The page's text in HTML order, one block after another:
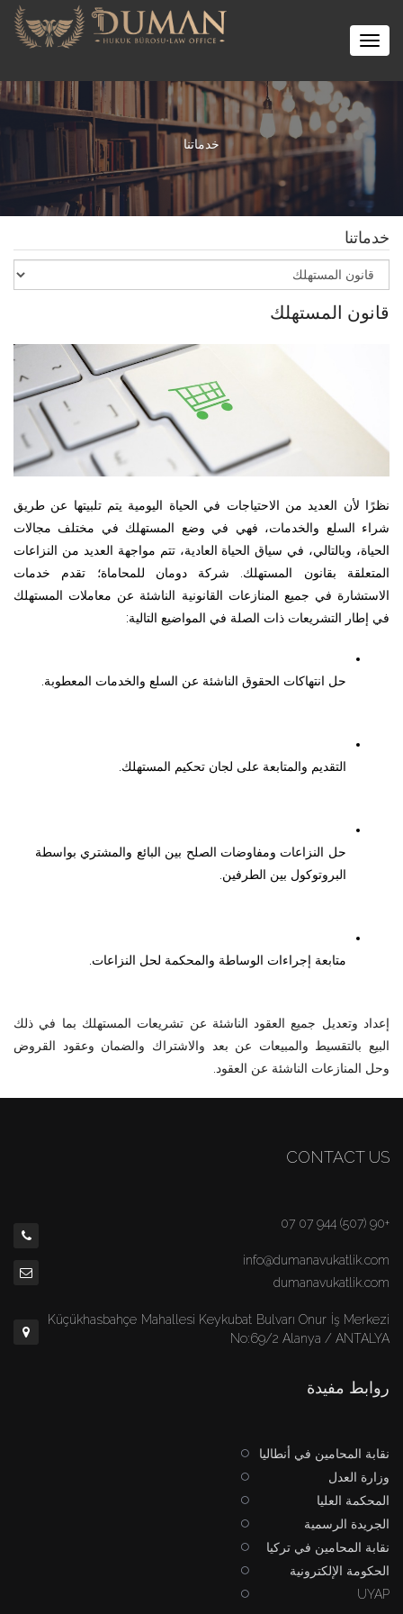
Toggle
خدماتنا
خدماتنا
قانون المستهلك
في إطار التشريعات ذات الصلة في المواضيع التالية:
حل انتهاكات الحقوق الناشئة عن السلع والخدمات المعطوبة.
التقديم والمتابعة على لجان تحكيم المستهلك.
البروتوكول بين الطرفين.
متابعة إجراءات الوساطة والمحكمة لحل النزاعات.
إعداد وتعديل جميع العقود الناشئة عن تشريعات المستهلك بما في ذلك
البيع بالتقسيط والمبيعات عن بعد والاشتراك والضمان وعقود القروض
وحل المنازعات الناشئة عن العقود.
CONTACT US
+90 (507) 944 07 07
info@dumanavukatlik.com
dumanavukatlik.com
Küçükhasbahçe Mahallesi Keykubat Bulvarı Onur İş Merkezi
No:69/2 Alanya / ANTALYA
روابط مفيدة
نقابة المحامين في أنطاليا
وزارة العدل
المحكمة العليا
الجريدة الرسمية
نقابة المحامين في تركيا
الحكومة الإلكترونية
UYAP